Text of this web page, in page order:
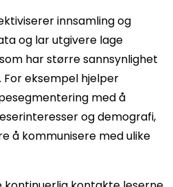
innsamling og
og lar utgivere lage
har større sannsynlighet
For eksempel hjelper
med å
og demografi,
å kommunisere med ulike